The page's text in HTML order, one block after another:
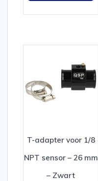
T-adapter voor 1/8
NPT sensor – 26 mm
– Zwart